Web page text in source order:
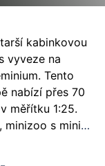
kabinkovou
vyveze na
Tento
nabízí přes 70
měřítku 1:25.
minizoo s mini